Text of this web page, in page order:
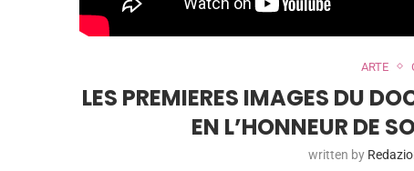
ARTE
LES PREMIERES IMAGES DU
EN L’HONNEUR DE
written by